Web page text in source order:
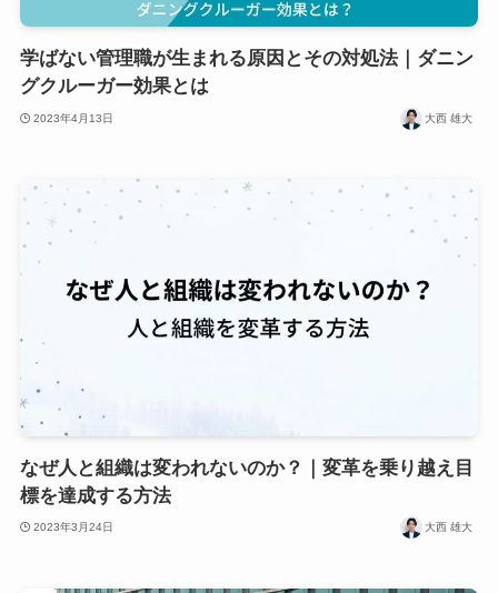
学ばない管理職が生まれる原因とその対処法｜ダニン
グクルーガー効果とは
2023年4月13日 大西 雄大
なぜ人と組織は変われないのか？｜変革を乗り越え目
標を達成する方法
2023年3月24日 大西 雄大